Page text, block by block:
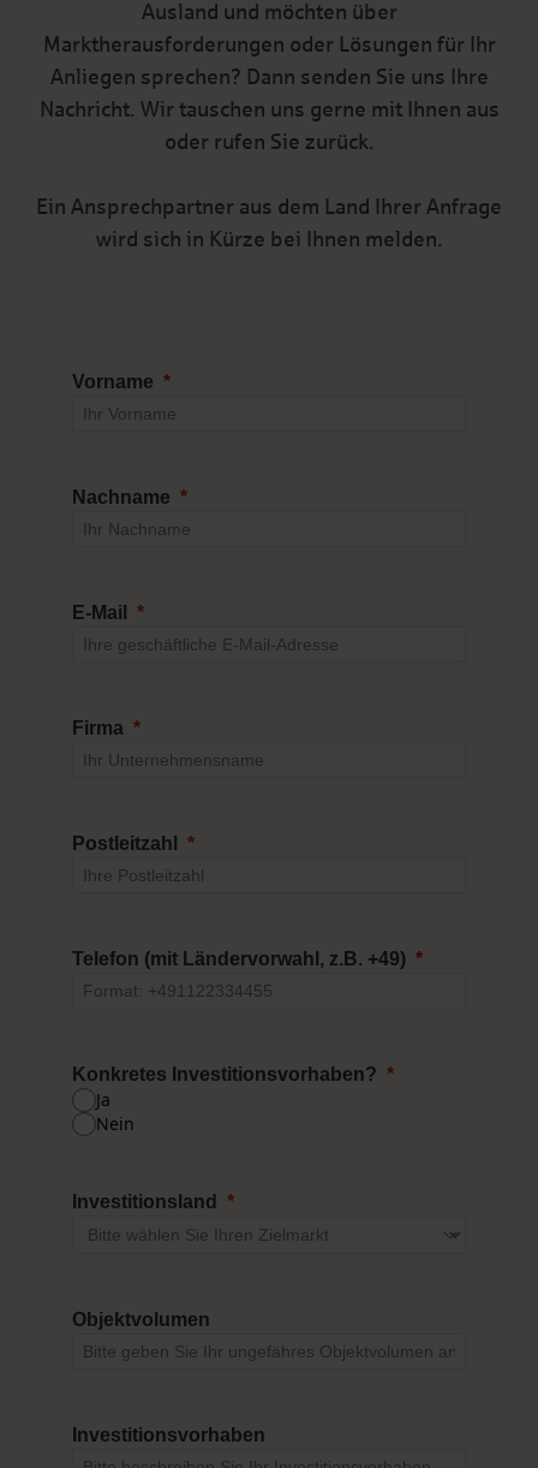
Ausland und möchten über
Marktherausforderungen oder Lösungen für Ihr
Anliegen sprechen? Dann senden Sie uns Ihre
Nachricht. Wir tauschen uns gerne mit Ihnen aus
oder rufen Sie zurück.
Ein Ansprechpartner aus dem Land Ihrer Anfrage
wird sich in Kürze bei Ihnen melden.
Vorname
Nachname
E-Mail
Firma
Postleitzahl
Telefon (mit Ländervorwahl, z.B. +49)
Konkretes Investitionsvorhaben?
Ja
Nein
Investitionsland
Objektvolumen
Investitionsvorhaben